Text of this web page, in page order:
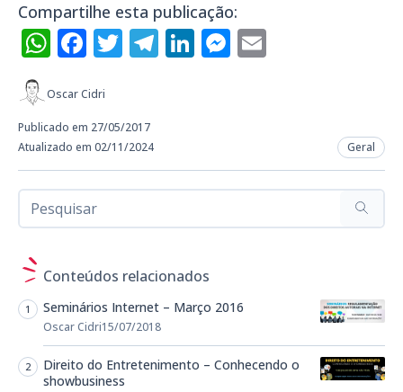
Compartilhe esta publicação:
WhatsApp
Facebook
Twitter
Telegram
LinkedIn
Messenger
Oscar Cidri
Publicado em 27/05/2017
Atualizado em 02/11/2024
Geral
Conteúdos relacionados
Seminários Internet – Março 2016
Oscar Cidri15/07/2018
Direito do Entretenimento – Conhecendo o
showbusiness